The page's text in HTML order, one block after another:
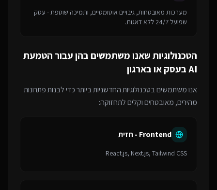
מערכות מאובטחות, גיבויים אוטומטיים, ותמיכה שוטפת - עסק
שפועל 24/7 ללא דאגות.
הטכנולוגיות שאנו משתמשים בהן עבור הטמעת
AI בעסק או בארגון
אנו משתמשים בטכנולוגיות החדשניות ביותר כדי לבנות פתרונות
מהירים, מאובטחים וקלים לתחזוקה:
Frontend - חזית
React.js, Next.js, Tailwind CSS